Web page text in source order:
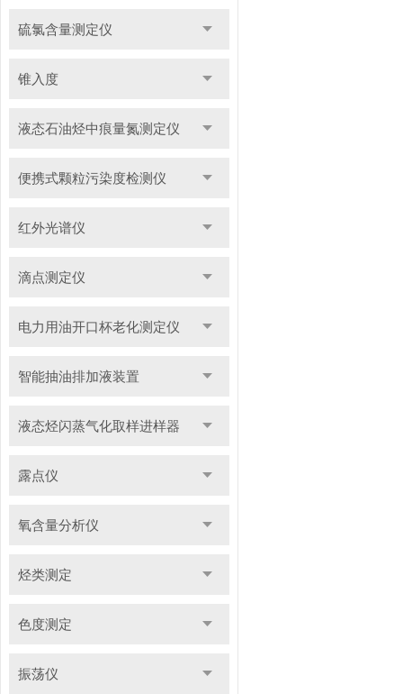
硫氯含量测定仪
锥入度
液态石油烃中痕量氮测定仪
便携式颗粒污染度检测仪
红外光谱仪
滴点测定仪
电力用油开口杯老化测定仪
智能抽油排加液装置
液态烃闪蒸气化取样进样器
露点仪
氧含量分析仪
烃类测定
色度测定
振荡仪